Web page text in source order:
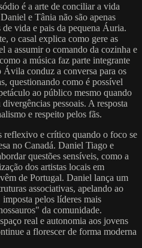
é a arte de conciliar a vida
e Tânia não são apenas
vida e pais da pequena Áuria.
o casal explica como gere as
assumir o comando da cozinha e
a música faz parte integrante
conduz a conversa para os
questionando como é possível
ao público mesmo quando
pessoais. A resposta
e respeito pelos fãs.
reflexivo e crítico quando o foco se
no Canadá. Daniel Tiago e
questões sensíveis, como a
dos artistas locais em
de Portugal. Daniel lança um
associativas, apelando ao
pelos líderes mais
da comunidade.
real e autonomia aos jovens
a florescer de forma moderna